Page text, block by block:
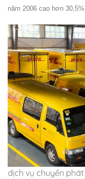
năm 2006 cao hơn
dịch vụ chuyển